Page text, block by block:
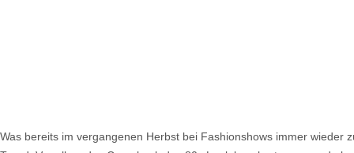
Was bereits im vergangenen Herbst bei Fashionshows immer wieder